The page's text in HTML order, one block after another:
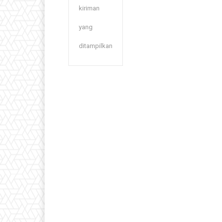
kiriman
yang
ditampilkan